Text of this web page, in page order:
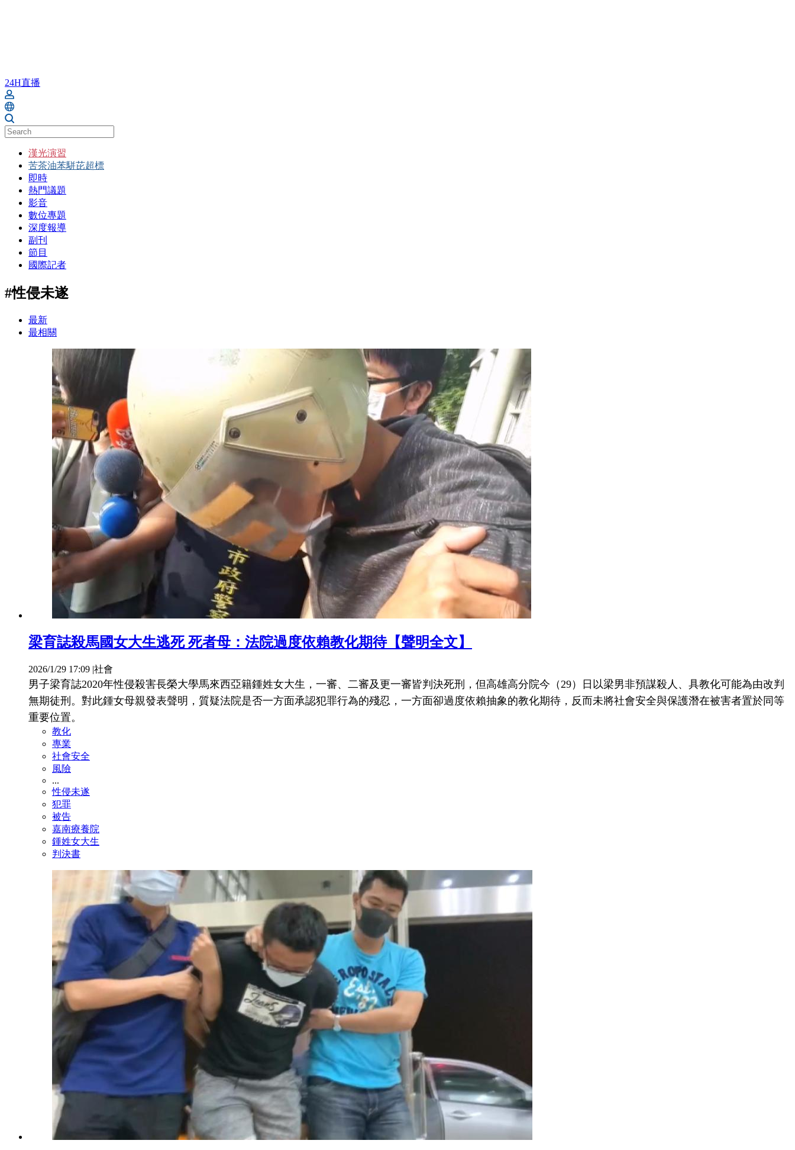
24H直播
漢光演習
苦茶油苯駢芘超標
即時
熱門議題
影音
數位專題
深度報導
副刊
節目
國際記者
#性侵未遂
最新
最相關
梁育誌殺馬國女大生逃死 死者母：法院過度依賴教化期待【聲明全文】
2026/1/29 17:09 |社會
男子梁育誌2020年性侵殺害長榮大學馬來西亞籍鍾姓女大生，一審、二審及更一審皆判決死刑，但高雄高分院今（29）日以梁男非預謀殺人、具教化可能為由改判
無期徒刑。對此鍾女母親發表聲明，質疑法院是否一方面承認犯罪行為的殘忍，一方面卻過度依賴抽象的教化期待，反而未將社會安全與保護潛在被害者置於同等
重要位置。
教化
專業
社會安全
風險
...
性侵未遂
犯罪
被告
嘉南療養院
鍾姓女大生
判決書